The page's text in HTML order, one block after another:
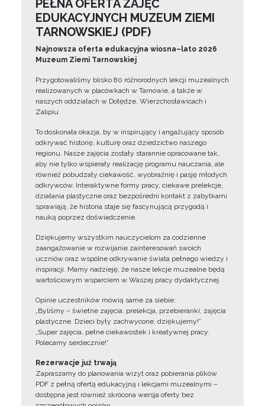
PEŁNA OFERTA ZAJĘĆ
EDUKACYJNYCH MUZEUM ZIEMI
TARNOWSKIEJ (PDF)
Najnowsza oferta edukacyjna wiosna–lato 2026
Muzeum Ziemi Tarnowskiej
Przygotowaliśmy blisko 80 różnorodnych lekcji muzealnych
realizowanych w placówkach w Tarnowie, a także w
naszych oddziałach w Dołędze, Wierzchosławicach i
Zalipiu.
To doskonała okazja, by w inspirujący i angażujący sposób
odkrywać historię, kulturę oraz dziedzictwo naszego
regionu. Nasze zajęcia zostały starannie opracowane tak,
aby nie tylko wspierały realizację programu nauczania, ale
również pobudzały ciekawość, wyobraźnię i pasję młodych
odkrywców. Interaktywne formy pracy, ciekawe prelekcje,
działania plastyczne oraz bezpośredni kontakt z zabytkami
sprawiają, że historia staje się fascynującą przygodą i
nauką poprzez doświadczenie.
Dziękujemy wszystkim nauczycielom za codzienne
zaangażowanie w rozwijanie zainteresowań swoich
uczniów oraz wspólne odkrywanie świata pełnego wiedzy i
inspiracji. Mamy nadzieję, że nasze lekcje muzealne będą
wartościowym wsparciem w Waszej pracy dydaktycznej.
Opinie uczestników mówią same za siebie:
„Byliśmy – świetne zajęcia, prelekcja, przebieranki, zajęcia
plastyczne. Dzieci były zachwycone, dziękujemy!”
„Super zajęcia, pełne ciekawostek i kreatywnej pracy.
Polecamy serdecznie!”
Rezerwacje już trwają
Zapraszamy do planowania wizyt oraz pobierania plików
PDF z pełną ofertą edukacyjną i lekcjami muzealnymi –
dostępna jest również skrócona wersja oferty bez